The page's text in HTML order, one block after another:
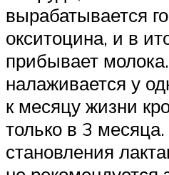
вырабатывается
окситоцина, и в
прибывает
налаживается у
к месяцу жизни
только в 3
становления